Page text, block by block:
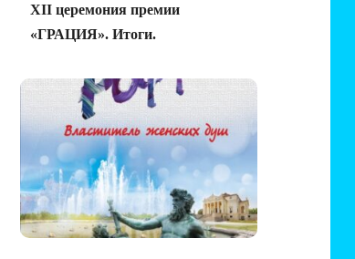
ХII церемония премии
«ГРАЦИЯ». Итоги.